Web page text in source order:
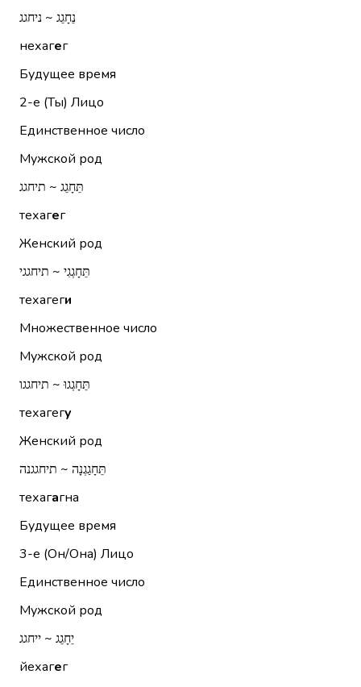
נֵחָגֵג ~ ניחגג
нехагег
Будущее время
2-е (Ты) Лицо
Единственное число
Мужской род
תֵּחָגֵג ~ תיחגג
техагег
Женский род
תֵּחָגְגִי ~ תיחגגי
техагеги
Множественное число
Мужской род
תֵּחָגְגוּ ~ תיחגגו
техагегу
Женский род
תֵּחָגַגְנָה ~ תיחגגנה
техагагна
Будущее время
3-е (Он/Она) Лицо
Единственное число
Мужской род
יֵחָגֵג ~ ייחגג
йехагег